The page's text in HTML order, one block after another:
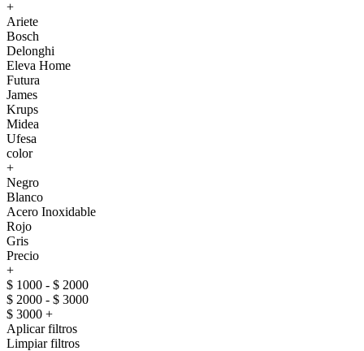
+
Ariete
Bosch
Delonghi
Eleva Home
Futura
James
Krups
Midea
Ufesa
color
+
Negro
Blanco
Acero Inoxidable
Rojo
Gris
Precio
+
$ 1000 - $ 2000
$ 2000 - $ 3000
$ 3000 +
Aplicar filtros
Limpiar filtros